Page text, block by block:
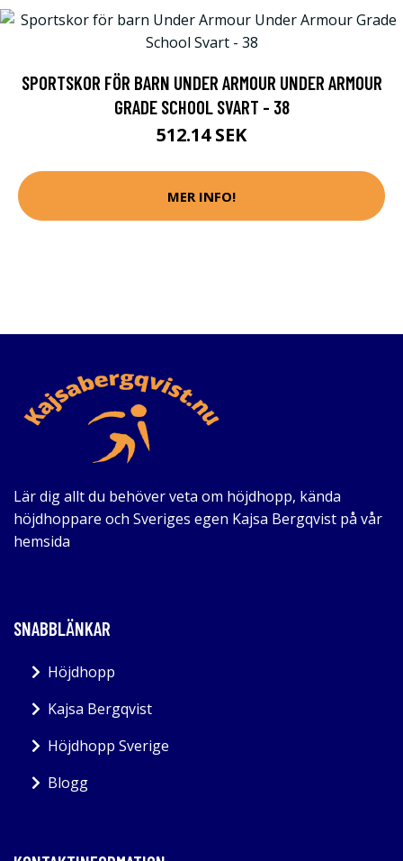
SPORTSKOR FÖR BARN UNDER ARMOUR UNDER ARMOUR
GRADE SCHOOL SVART - 38
512.14 SEK
MER INFO!
Lär dig allt du behöver veta om höjdhopp, kända
höjdhoppare och Sveriges egen Kajsa Bergqvist på vår
hemsida
SNABBLÄNKAR
Höjdhopp
Kajsa Bergqvist
Höjdhopp Sverige
Blogg